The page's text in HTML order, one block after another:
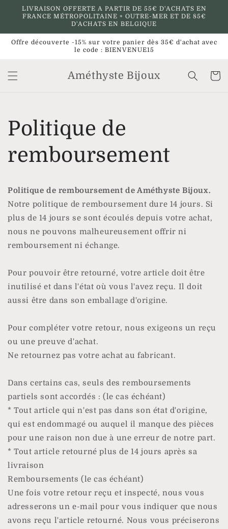
passer
au
LIVRAISON OFFERTE A PARTIR DE 55€ D'ACHATS EN
FRANCE MÉTROPOLITAINE + OUTRE-MER ET DE 85€
D'ACHATS EN BELGIQUE
Offre découverte -15% sur votre panier dès 35€ d'achat avec
le code : BIENVENUE15
Améthyste Bijoux Panier
Politique de
remboursement
Politique de remboursement de Améthyste Bijoux.
Notre politique de remboursement dure 14 jours. Si
plus de 14 jours se sont écoulés depuis votre achat,
nous ne pouvons malheureusement offrir ni
remboursement ni échange.
Pour pouvoir être retourné, votre article doit être
inutilisé et dans l'état où vous l'avez reçu. Il doit
aussi être dans son emballage d'origine.
Pour compléter votre retour, nous exigeons un reçu
ou une preuve d'achat.
Ne retournez pas votre achat au fabricant.
Dans certains cas, seuls des remboursements
partiels sont accordés : (le cas échéant)
* Tout article qui n'est pas dans son état d'origine,
qui est endommagé ou auquel il manque des pièces
pour une raison non due à une erreur de notre part.
* Tout article retourné plus de 14 jours après sa
livraison
Remboursements (le cas échéant)
Une fois votre retour reçu et inspecté, nous vous
adresserons un e-mail pour vous indiquer que nous
avons reçu l'article retourné. Nous vous préciserons